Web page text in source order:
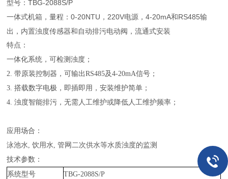
型号：TBG-2088S/P
一体式机箱，量程：0-20NTU，220V电源，4-20mA和RS485输
出，内置浊度传感器和自动排污电动阀，流通式安装
特点：
一体化系统，可检测浊度；
2. 带原装控制器，可输出RS485及4-20mA信号；
3. 搭载数字电极，即插即用，安装维护简单；
4. 浊度智能排污，无需人工维护或降低人工维护频率；
应用场合：
泳池水, 饮用水, 管网二次供水等水质浊度的监测
技术参数：
系统型号
TBG-2088S/P